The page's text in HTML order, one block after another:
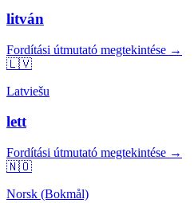
litván
Fordítási útmutató megtekintése →
🇱🇻
Latviešu
lett
Fordítási útmutató megtekintése →
🇳🇴
Norsk (Bokmål)